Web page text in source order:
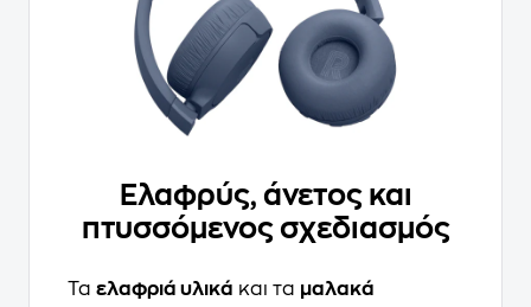
Ελαφρύς, άνετος και
πτυσσόμενος σχεδιασμός
Τα ελαφριά υλικά και τα μαλακά